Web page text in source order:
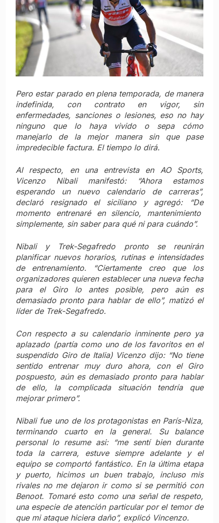
Pero estar parado en plena temporada, de manera
indefinida, con contrato en vigor, sin
enfermedades, sanciones o lesiones, eso no hay
ninguno que lo haya vivido o sepa cómo
manejarlo de la mejor manera sin que pase
impredecible factura. El tiempo lo dirá.
Al respecto, en una entrevista en AO Sports,
Vicenzo Nibali manifestó: “Ahora estamos
esperando un nuevo calendario de carreras”,
declaró resignado el siciliano y agregó: “De
momento entrenaré en silencio, mantenimiento
simplemente, sin saber para qué ni para cuándo”.
Nibali y Trek-Segafredo pronto se reunirán
planificar nuevos horarios, rutinas e intensidades
de entrenamiento. “Ciertamente creo que los
organizadores quieren establecer una nueva fecha
para el Giro lo antes posible, pero aún es
demasiado pronto para hablar de ello”, matizó el
líder de Trek-Segafredo.
Con respecto a su calendario inminente pero ya
aplazado (partía como uno de los favoritos en el
suspendido Giro de Italia) Vicenzo dijo: “No tiene
sentido entrenar muy duro ahora, con el Giro
pospuesto, aún es demasiado pronto para hablar
de ello, la complicada situación tendría que
mejorar primero”.
Nibali fue uno de los protagonistas en París-Niza,
terminando cuarto en la general. Su balance
personal lo resume asi: “me sentí bien durante
toda la carrera, estuve siempre adelante y el
equipo se comportó fantástico. En la última etapa
y puerto, hicimos un buen trabajo, incluso mis
rivales no me dejaron ir como si se permitió con
Benoot. Tomaré esto como una señal de respeto,
una especie de atención particular por el temor de
que mi ataque hiciera daño”, explicó Vincenzo.